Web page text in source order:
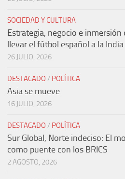
SOCIEDAD Y CULTURA
Estrategia, negocio e
llevar el fútbol español a la India
26 JULIO, 2026
DESTACADO / POLÍTICA
Asia se mueve
16 JULIO, 2026
DESTACADO / POLÍTICA
Sur Global, Norte indeciso: El
como puente con los BRICS
2 AGOSTO, 2026